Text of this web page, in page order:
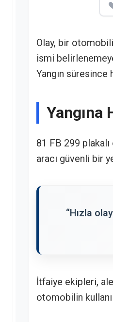
Olay, bir
ismi
Yangın süresince
Yangına
81 FB 299
aracı güvenli bir
“Hızla
İtfaiye ekipleri,
otomobilin